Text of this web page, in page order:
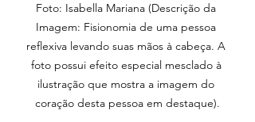
Foto: Isabella Mariana (Descrição da
Imagem: Fisionomia de uma pessoa
reflexiva levando suas mãos à cabeça. A
foto possui efeito especial mesclado à
ilustração que mostra a imagem do
coração desta pessoa em destaque).